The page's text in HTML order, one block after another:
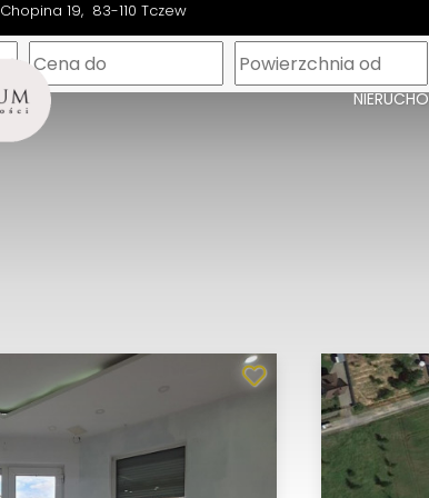
Chopina 19 83-110 Tczew